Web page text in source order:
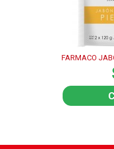
FARMACO